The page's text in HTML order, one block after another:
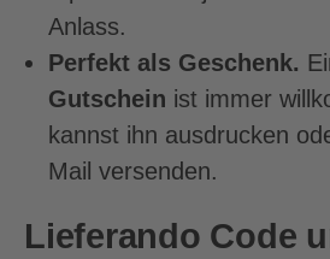
Anlass.
Perfekt als Geschenk.
Gutschein ist immer
kannst ihn ausdrucken
Mail versenden.
Lieferando Code